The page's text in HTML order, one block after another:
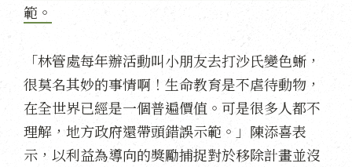
範。
「林管處每年辦活動叫小朋友去打沙氏變色蜥，
很莫名其妙的事情啊！生命教育是不虐待動物，
在全世界已經是一個普遍價值。可是很多人都不
理解，地方政府還帶頭錯誤示範。」陳添喜表
示，以利益為導向的獎勵捕捉對於移除計畫並沒